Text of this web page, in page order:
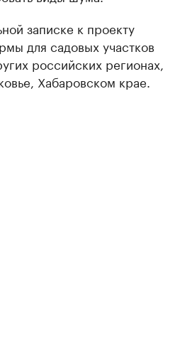
записке к проекту
для садовых участков
российских регионах,
Хабаровском крае.